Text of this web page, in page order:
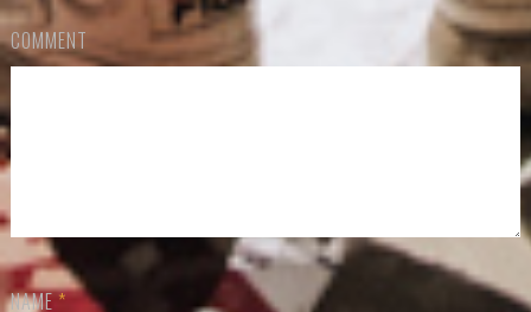
COMMENT
NAME*